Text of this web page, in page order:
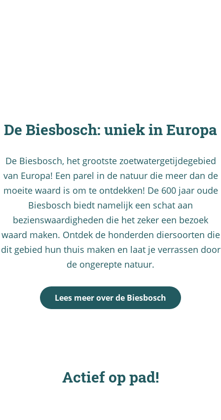
De Biesbosch: uniek in Europa
De Biesbosch, het grootste zoetwatergetijdegebied
van Europa! Een parel in de natuur die meer dan de
moeite waard is om te ontdekken! De 600 jaar oude
Biesbosch biedt namelijk een schat aan
bezienswaardigheden die het zeker een bezoek
waard maken. Ontdek de honderden diersoorten die
dit gebied hun thuis maken en laat je verrassen door
de ongerepte natuur.
Lees meer over de Biesbosch
Actief op pad!